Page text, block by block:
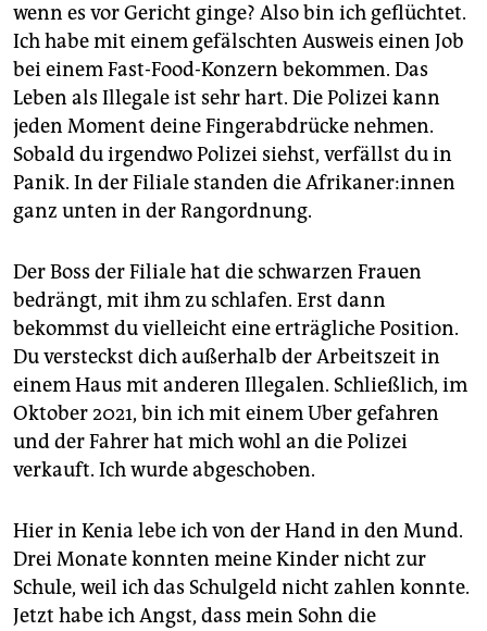
wenn es vor Gericht ginge? Also bin ich geflüchtet.
Ich habe mit einem gefälschten Ausweis einen Job
bei einem Fast-Food-Konzern bekommen. Das
Leben als Illegale ist sehr hart. Die Polizei kann
jeden Moment deine Fingerabdrücke nehmen.
Sobald du irgendwo Polizei siehst, verfällst du in
Panik. In der Filiale standen die Afri­ka­ne­r:in­nen
ganz unten in der Rangordnung.
Der Boss der Filiale hat die schwarzen Frauen
bedrängt, mit ihm zu schlafen. Erst dann
bekommst du vielleicht eine erträgliche Position.
Du versteckst dich außerhalb der Arbeitszeit in
einem Haus mit anderen Illegalen. Schließlich, im
Oktober 2021, bin ich mit einem Uber gefahren
und der Fahrer hat mich wohl an die Polizei
verkauft. Ich wurde abgeschoben.
Hier in Kenia lebe ich von der Hand in den Mund.
Drei Monate konnten meine Kinder nicht zur
Schule, weil ich das Schulgeld nicht zahlen konnte.
Jetzt habe ich Angst, dass mein Sohn die